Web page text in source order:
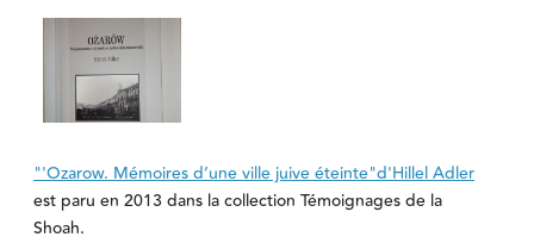
"'Ozarow. Mémoires d’une ville juive éteinte"d'Hillel Adler
est paru en 2013 dans la collection Témoignages de la
Shoah.